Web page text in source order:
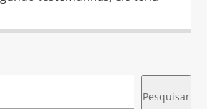
Pesquisar